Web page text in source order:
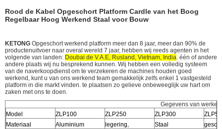
Rood de Kabel Opgeschort Platform Cardle van het Boog
Regelbaar Hoog Werkend Staal voor Bouw
KETONG Opgeschort werkend platform meer dan 8 jaar, meer dan 90% de
productenuitvoer naar overal wereld 7 jaar, hebben wij reeds agenten in het
volgende van landen: Doubai de V.A.E, Rusland, Vietnam, India. één of andere
andere plaats wij nu besprekend kunnen. Wij hebben een volledig systeem
van de naverkoopdienst om te verzekeren de machines houden goed
werkend, kunt u van ons werkend team gemakkelijk zelfs enkel 1 vastgesteld
platform in die markt vinden. te plaatsen zo gelieve onbeweeglijk uw hart om
zaken met ons te doen.
Gegevens van
Model
ZLP100 ZLP250 ZLP300
Materiaal
Aluminium legering, Staal